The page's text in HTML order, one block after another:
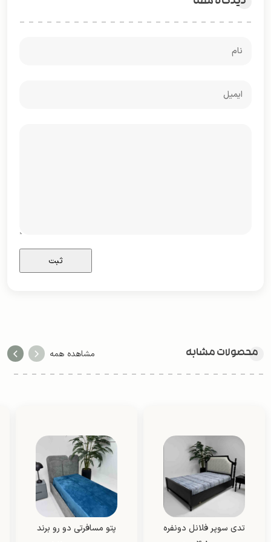
محصولات مشابه مشاهده همه
تدی سوپر فلانل دونفره
پتو مسافرتی دو رو برند